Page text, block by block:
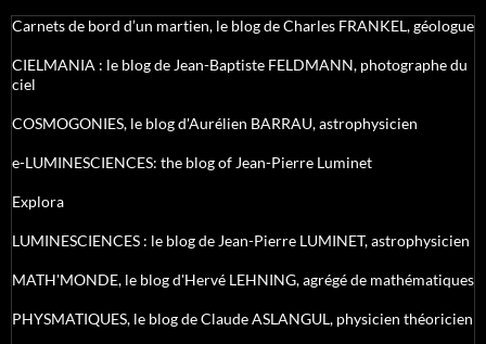
Carnets de bord d’un martien, le blog de Charles FRANKEL, géologue
CIELMANIA : le blog de Jean-Baptiste FELDMANN, photographe du
ciel
COSMOGONIES, le blog d'Aurélien BARRAU, astrophysicien
e-LUMINESCIENCES: the blog of Jean-Pierre Luminet
Explora
LUMINESCIENCES : le blog de Jean-Pierre LUMINET, astrophysicien
MATH'MONDE, le blog d'Hervé LEHNING, agrégé de mathématiques
PHYSMATIQUES, le blog de Claude ASLANGUL, physicien théoricien